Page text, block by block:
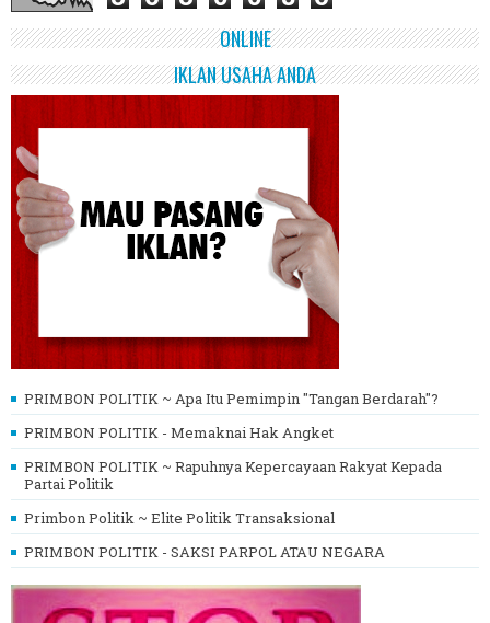
ONLINE
IKLAN USAHA ANDA
PRIMBON POLITIK ~ Apa Itu Pemimpin "Tangan Berdarah"?
PRIMBON POLITIK - Memaknai Hak Angket
PRIMBON POLITIK ~ Rapuhnya Kepercayaan Rakyat Kepada
Partai Politik
Primbon Politik ~ Elite Politik Transaksional
PRIMBON POLITIK - SAKSI PARPOL ATAU NEGARA